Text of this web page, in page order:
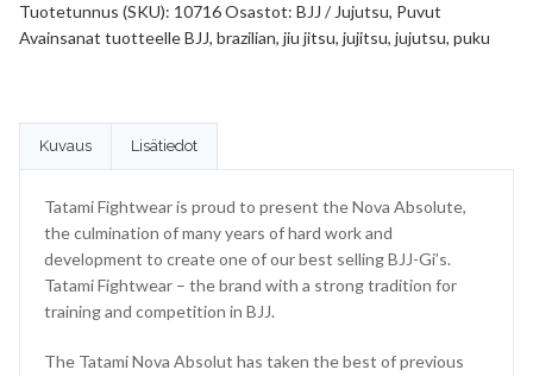
Tuotetunnus (SKU): 10716Osastot: BJJ / Jujutsu, Puvut
Avainsanat tuotteelleBJJ, brazilian, jiu jitsu, jujitsu, jujutsu, puku
Kuvaus Lisätiedot
Tatami Fightwear is proud to present the Nova Absolute,
the culmination of many years of hard work and
development to create one of our best selling BJJ-Gi’s.
Tatami Fightwear – the brand with a strong tradition for
training and competition in BJJ.
The Tatami Nova Absolut has taken the best of previous